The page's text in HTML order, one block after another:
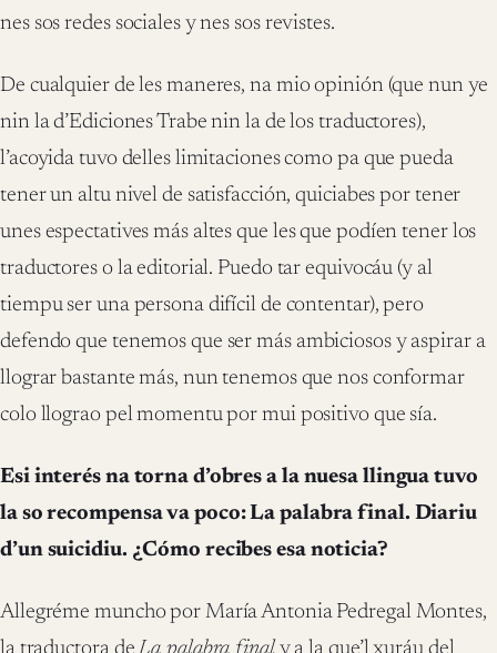
nes sos redes sociales y nes sos revistes.
De cualquier de les maneres, na mio opinión (que nun ye
nin la d’Ediciones Trabe nin la de los traductores),
l’acoyida tuvo delles limitaciones como pa que pueda
tener un altu nivel de satisfacción, quiciabes por tener
unes espectatives más altes que les que podíen tener los
traductores o la editorial. Puedo tar equivocáu (y al
tiempu ser una persona difícil de contentar), pero
defendo que tenemos que ser más ambiciosos y aspirar a
llograr bastante más, nun tenemos que nos conformar
colo llograo pel momentu por mui positivo que sía.
Esi interés na torna d’obres a la nuesa llingua tuvo
la so recompensa va poco: La palabra final. Diariu
d’un suicidiu. ¿Cómo recibes esa noticia?
Allegréme muncho por María Antonia Pedregal Montes,